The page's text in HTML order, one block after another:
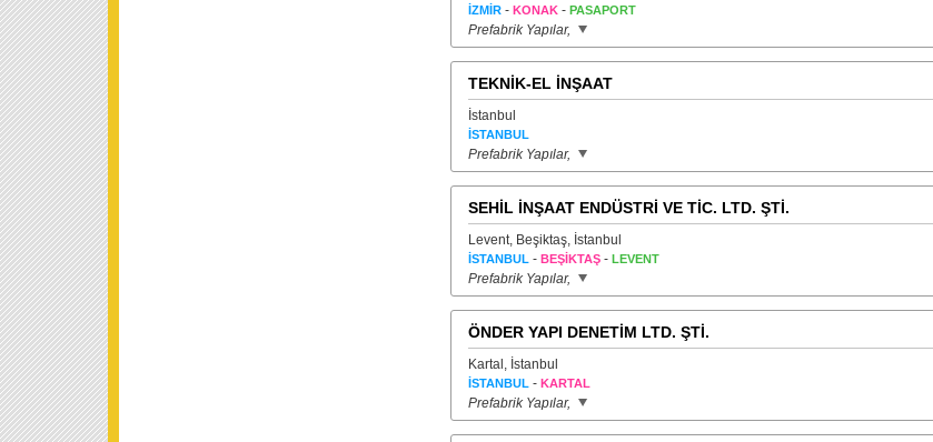
İZMİR- KONAK- PASAPORT
Prefabrik Yapılar,
TEKNİK-EL İNŞAAT
İstanbul
İSTANBUL
Prefabrik Yapılar,
SEHİL İNŞAAT ENDÜSTRİ VE TİC. LTD. ŞTİ.
Levent, Beşiktaş, İstanbul
İSTANBUL- BEŞİKTAŞ- LEVENT
Prefabrik Yapılar,
ÖNDER YAPI DENETİM LTD. ŞTİ.
Kartal, İstanbul
İSTANBUL- KARTAL
Prefabrik Yapılar,